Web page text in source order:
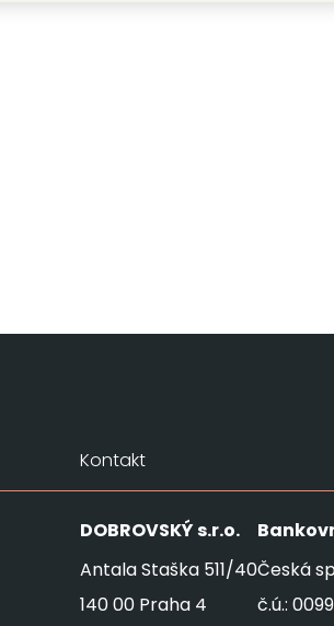
Kontakt
DOBROVSKÝs.r.o.
Antala Staška 511/40
140 00 Praha 4
Česká
č.ú.: